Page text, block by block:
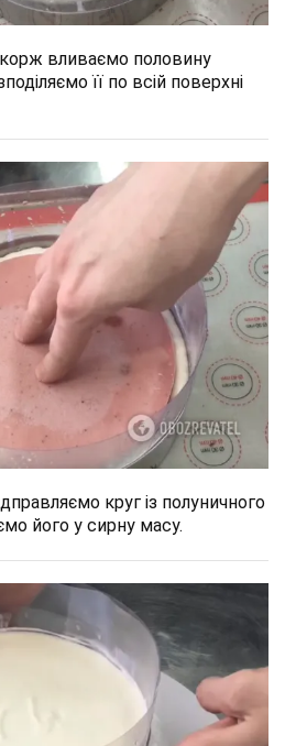
вливаємо половину
її по всій поверхні
круг із полуничного
його у сирну масу.